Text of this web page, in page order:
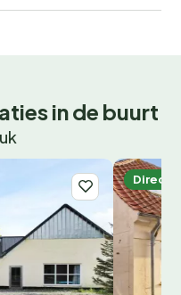
in de buurt
Direct